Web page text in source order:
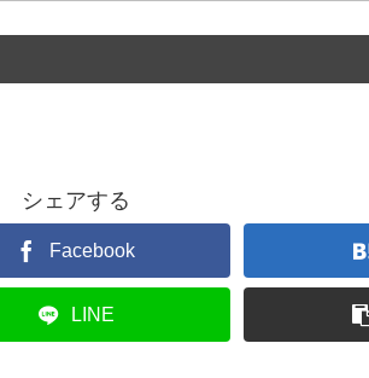
シェアする
Facebook
LINE